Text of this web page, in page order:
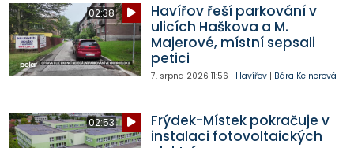
02:38
Havířov řeší parkování v
ulicích Haškova a M.
Majerové, místní sepsali
petici
7. srpna 2026 11:56 | Havířov| Bára Kelnerová
02:53
Frýdek-Místek pokračuje v
instalaci fotovoltaických